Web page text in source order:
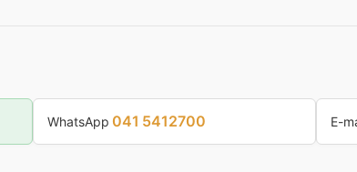
WhatsApp 041 5412700 E-